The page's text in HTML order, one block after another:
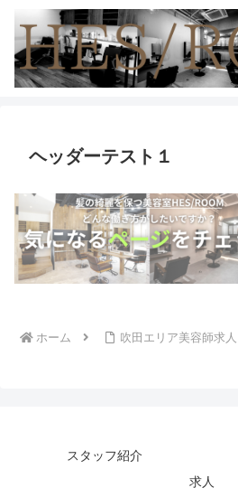
ヘッダーテスト１
ホーム 吹田エリア美容師求人
スタッフ紹介
求人